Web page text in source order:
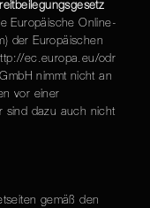
Europäische Online-
der Europäischen
ec.europa.eu/odr
nimmt nicht an
vor einer
sind dazu auch nicht
gemäß den